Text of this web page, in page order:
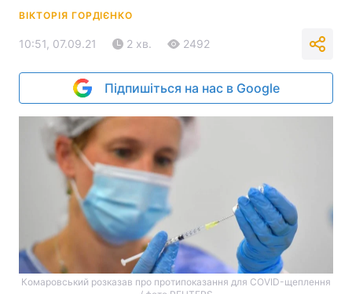
ВІКТОРІЯ ГОРДІЄНКО
10:51, 07.09.21 2 хв. 2492
Підпишіться на нас в Google
Комаровський розказав про протипоказання для COVID-щеплення